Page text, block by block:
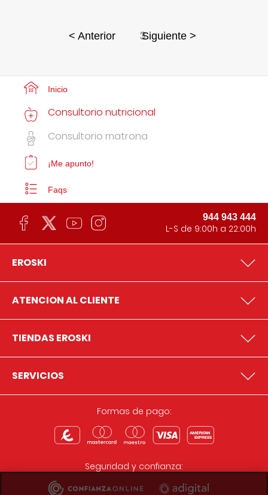
< Anterior 3Siguiente >
Inicio
Consultorio nutricional
Consultorio matrona
¡Me apunto!
Faqs
944 943 444
L-S de 9:00h a 22:00h
EROSKI
ATENCION AL CLIENTE
TIENDAS EROSKI
SERVICIOS
Formas de pago:
Seguridad y confianza: